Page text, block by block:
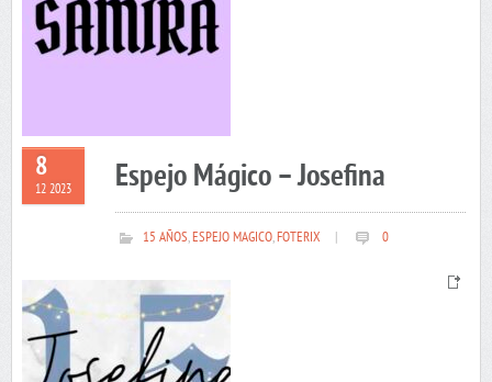
8
12 2023 Espejo Mágico – Josefina
15 AÑOS,ESPEJO MAGICO,FOTERIX 0